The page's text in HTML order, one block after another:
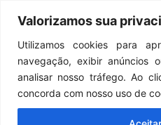
Valorizamos sua
Utilizamos cookies para
navegação, exibir anúncios
analisar nosso tráfego. Ao
concorda com nosso uso de
Menu